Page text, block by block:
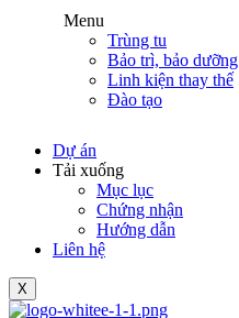
Menu
Trùng tu
Bảo trì, bảo dưỡng
Linh kiện thay thế
Đào tạo
Dự án
Tải xuống
Mục lục
Chứng nhận
Hướng dẫn
Liên hệ
X